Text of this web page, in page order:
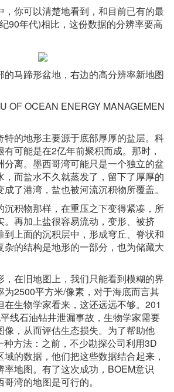
你可以清楚地看到，和目前已有的最
90年代)相比，这份数据的分辨率要高
马蹄形盆地，右边的高分辨率新地图
OCEAN ENERGY MANAGEMEN
的地形主要源于底部厚厚的盐层。科
可能是在2亿年前聚积而成。那时，
分离。墨西哥湾可能只是一个独立的盆
，而盐水不久就蒸发了，留下了厚厚的
了港湾，盐也被河流沉积物所覆盖。
积物那样，在重压之下变得紧凑，所
。再加上盐很容易流动，变形、被挤
到上面的沉积层中，形成穹丘、脊状和
杂的结构是地形的一部分，也为储藏大
在旧地图上，我们只能看到模糊的界
为2500平方米/像素，对于海底而言其
在生物学家看来，这还远远不够。201
线石油钻井泄漏事故，生物学家需要
像，从而评估生态损失。为了帮助他
方法：之前，不少勘探公司利用3D
的数据，他们把这些数据结合起来，
率地图。有了这次成功，BOEM意识
湾的地图是可行的。